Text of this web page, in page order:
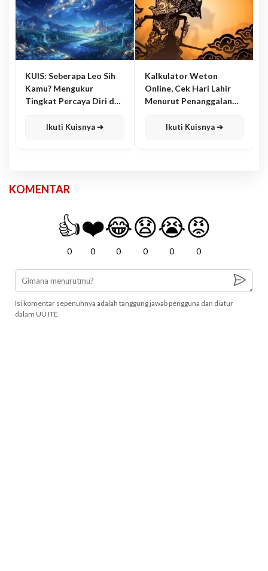
KUIS: Seberapa Leo Sih
Kamu? Mengukur
Tingkat Percaya Diri dan
Ikuti Kuisnya ➔
Kalkulator Weton
Online, Cek Hari Lahir
Menurut Penanggalan
Ikuti Kuisnya ➔
KOMENTAR
👍
0
❤️
0
😂
0
😧
0
😭
0
😡
0
Isi komentar sepenuhnya adalah tanggung jawab pengguna dan diatur
dalam UU ITE